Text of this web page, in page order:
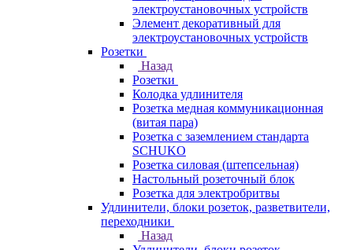
электроустановочных устройств
Элемент декоративный для
электроустановочных устройств
Розетки
Назад
Розетки
Колодка удлинителя
Розетка медная коммуникационная
(витая пара)
Розетка с заземлением стандарта
SCHUKO
Розетка силовая (штепсельная)
Настольный розеточный блок
Розетка для электробритвы
Удлинители, блоки розеток, разветвители,
переходники
Назад